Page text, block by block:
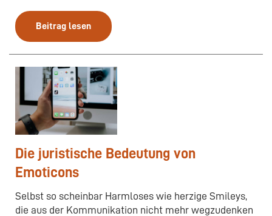
Beitrag lesen
Die juristische Bedeutung von
Emoticons
Selbst so scheinbar Harmloses wie herzige Smileys,
die aus der Kommunikation nicht mehr wegzudenken